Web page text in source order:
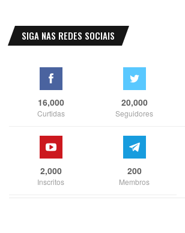
SIGA NAS REDES SOCIAIS
16,000
Curtidas
20,000
Seguidores
2,000
Inscritos
200
Membros